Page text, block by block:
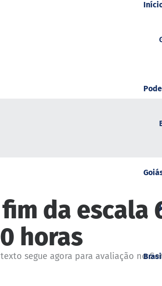
da escala
horas
segue agora para avaliação no